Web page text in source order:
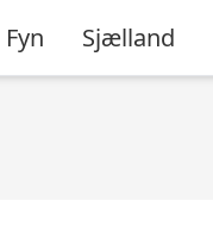
Fyn Sjælland